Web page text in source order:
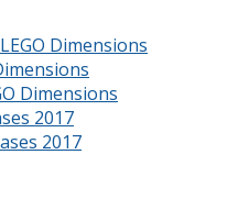
LEGO Dimensions
Dimensions
2017
2017